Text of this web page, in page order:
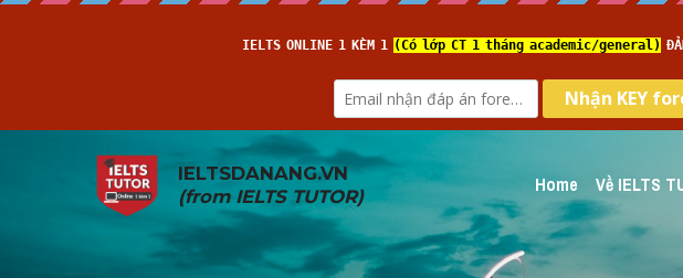
IELTSDANANG.VN
(from IELTS TUTOR) Home Về IELTS